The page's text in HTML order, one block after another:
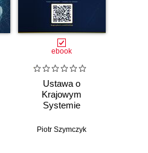
ebook
Ustawa o
Krajowym
Systemie
(KSC) i NIS2 w
Piotr Szymczyk